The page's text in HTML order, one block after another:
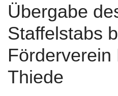
Übergabe
Staffelstabs
Förderverein
Thiede